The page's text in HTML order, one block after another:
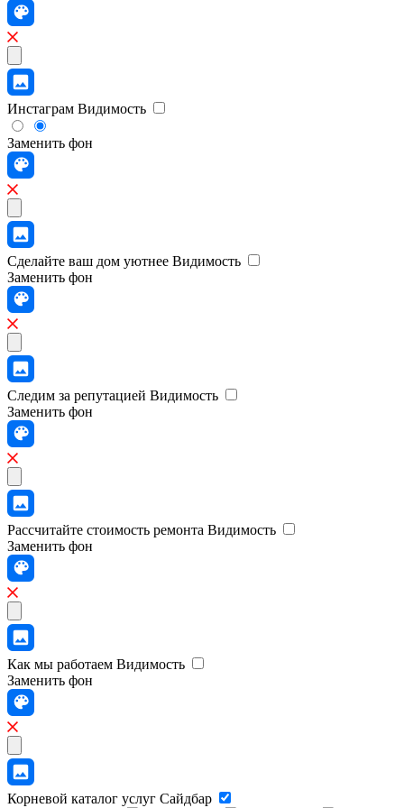
Инстаграм Видимость
Заменить фон
Сделайте ваш дом уютнее Видимость
Заменить фон
Следим за репутацией Видимость
Заменить фон
Рассчитайте стоимость ремонта Видимость
Заменить фон
Как мы работаем Видимость
Заменить фон
Корневой каталог услуг Сайдбар